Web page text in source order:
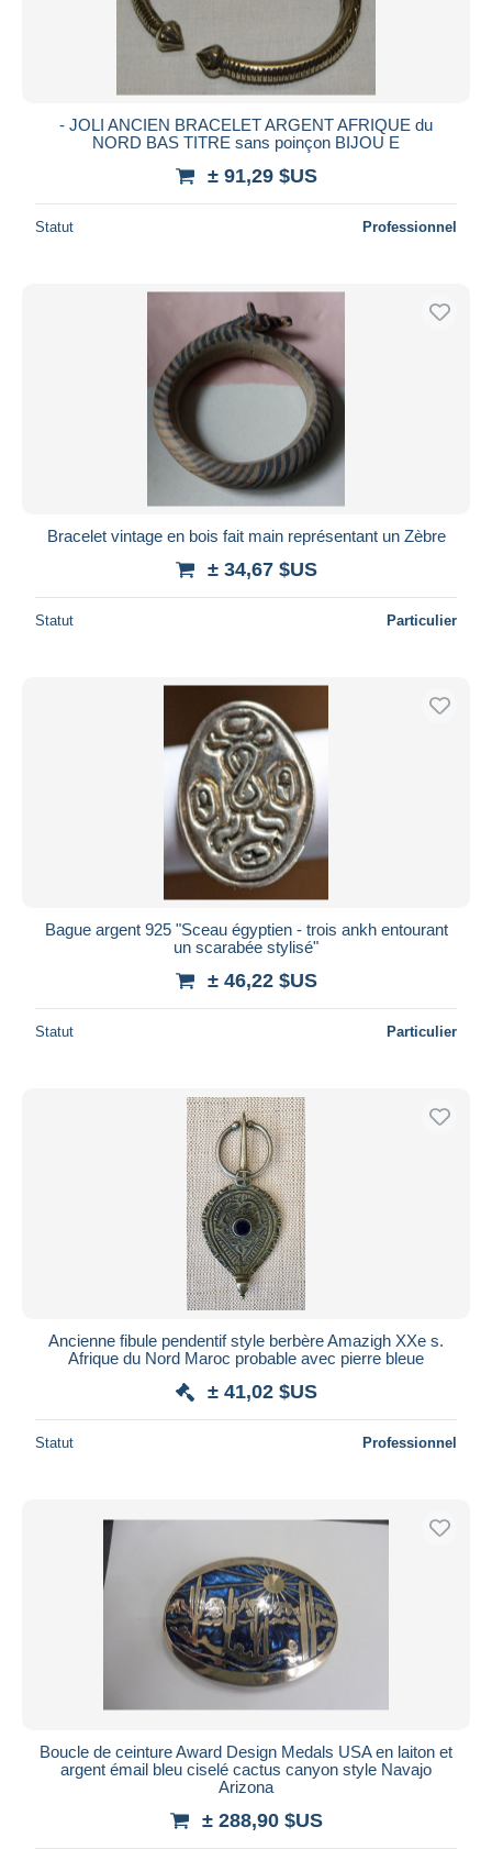
- JOLI ANCIEN BRACELET ARGENT AFRIQUE du
NORD BAS TITRE sans poinçon BIJOU E
± 91,29 $US
Statut Professionnel
Bracelet vintage en bois fait main représentant un Zèbre
± 34,67 $US
Statut Particulier
Bague argent 925 "Sceau égyptien - trois ankh entourant
un scarabée stylisé"
± 46,22 $US
Statut Particulier
Ancienne fibule pendentif style berbère Amazigh XXe s.
Afrique du Nord Maroc probable avec pierre bleue
± 41,02 $US
Statut Professionnel
Boucle de ceinture Award Design Medals USA en laiton et
argent émail bleu ciselé cactus canyon style Navajo
Arizona
± 288,90 $US